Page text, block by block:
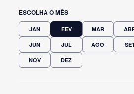
ESCOLHA O MÊS
JAN FEV MAR
JUN JUL AGO
NOV DEZ